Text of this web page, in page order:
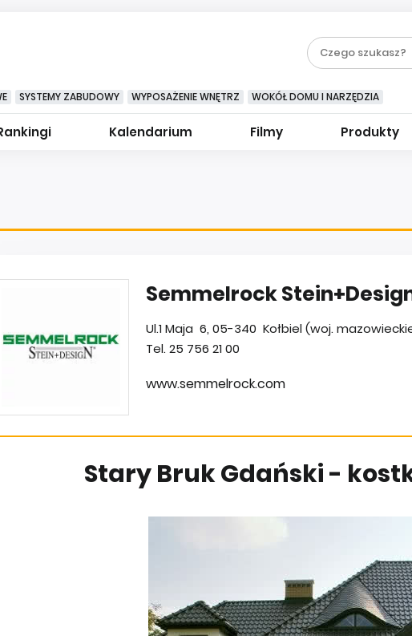
SYSTEMY ZABUDOWY WYPOSAŻENIE WNĘTRZ WOKÓŁ DOMU I NARZĘDZIA
Kalendarium Filmy Produkty
Semmelrock
Ul.1 Maja 6, 05-340 Kołbiel (woj.
Tel. 25 756 21 00
www.semmelrock.com
Stary Bruk Gdański -